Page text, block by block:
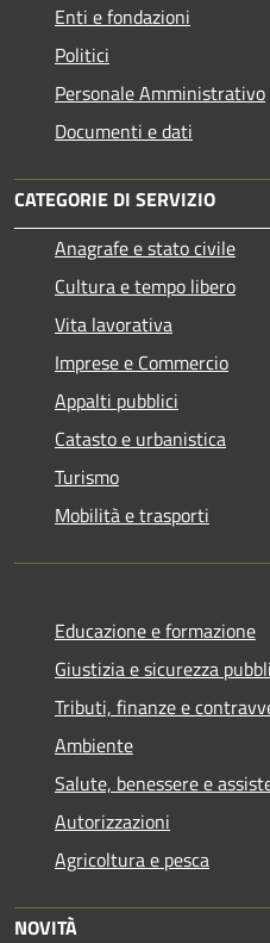
Enti e fondazioni
Politici
Personale Amministrativo
Documenti e dati
CATEGORIE DI SERVIZIO
Anagrafe e stato civile
Cultura e tempo libero
Vita lavorativa
Imprese e Commercio
Appalti pubblici
Catasto e urbanistica
Turismo
Mobilità e trasporti
Educazione e formazione
Giustizia e sicurezza
Tributi, finanze e
Ambiente
Salute, benessere e
Autorizzazioni
Agricoltura e pesca
NOVITÀ